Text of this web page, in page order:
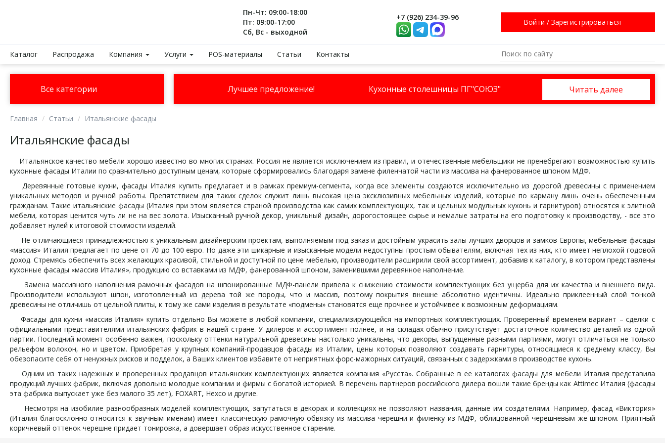
Пн-Чт: 09:00-18:00
Пт: 09:00-17:00
Сб, Вс - выходной
+7 (926) 234-39-96
Войти / Зарегистрироваться
Каталог Распродажа Компания Услуги POS-материалы Статьи Контакты
Все категории Лучшее предложение! Кухонные столешницы ПГ"СОЮЗ" Читать далее
Главная Статьи Итальянские фасады
Итальянские фасады
Итальянское качество мебели хорошо известно во многих странах. Россия не является исключением из правил, и отечественные мебельщики не пренебрегают возможностью купить
кухонные фасады Италии по сравнительно доступным ценам, которые сформировались благодаря замене филенчатой части из массива на фанерованное шпоном МДФ.
Деревянные готовые кухни, фасады Италия купить предлагает и в рамках премиум-сегмента, когда все элементы создаются исключительно из дорогой древесины с применением
уникальных методов и ручной работы. Препятствием для таких сделок служит лишь высокая цена эксклюзивных мебельных изделий, которые по карману лишь очень обеспеченным
гражданам. Такие итальянские фасады (Италия при этом является страной производства как самих комплектующих, так и цельных модульных кухонь и гарнитуров) относятся к элитной
мебели, которая ценится чуть ли не на вес золота. Изысканный ручной декор, уникльный дизайн, дорогостоящее сырье и немалые затраты на его подготовку к производству, - все это
добавляет нулей к итоговой стоимости изделий.
Не отличающиеся принадлежностью к уникальным дизайнерским проектам, выполняемым под заказ и достойным украсить залы лучших дворцов и замков Европы, мебельные фасады
«массив» Италия предлагает по цене от 70 до 100 евро. Но даже эти шикарные и изысканные модели недоступны простым обывателям, включая тех из них, кто имеет неплохой годовой
доход. Стремясь обеспечить всех желающих красивой, стильной и доступной по цене мебелью, производители расширили свой ассортимент, добавив к каталогу, в котором представлены
кухонные фасады «массив Италия», продукцию со вставками из МДФ, фанерованной шпоном, заменившими деревянное наполнение.
Замена массивного наполнения рамочных фасадов на шпонированные МДФ-панели привела к снижению стоимости комплектующих без ущерба для их качества и внешнего вида.
Производители используют шпон, изготовленный из дерева той же породы, что и массив, поэтому покрытия внешне абсолютно идентичны. Идеально приклеенный слой тонкой
древесины не отличишь от цельной плиты, к тому же сами изделия в результате «подмены» становятся еще прочнее и устойчивее к возможным деформациям.
Фасады для кухни «массив Италия» купить отдельно Вы можете в любой компании, специализирующейся на импортных комплектующих. Проверенный временем вариант – сделки с
официальными представителями итальянских фабрик в нашей стране. У дилеров и ассортимент полнее, и на складах обычно присутствует достаточное количество деталей из одной
партии. Последний момент особенно важен, поскольку оттенки натуральной древесины настолько уникальны, что декоры, выпущенные разными партиями, могут отличаться не только
рельефом волокон, но и цветом. Приобретая у крупных компаний-продавцов фасады из Италии, цены которых позволяют создавать гарнитуры, относящиеся к среднему классу, Вы
обезопасите себя от ненужных рисков и подделок, а Ваших клиентов избавите от неприятных форс-мажорных ситуаций, связанных с задержками в производстве кухонь.
Одним из таких надежных и проверенных продавцов итальянских комплектующих является компания «Русста». Собранные в ее каталогах фасады для мебели Италия представила
продукций лучших фабрик, включая довольно молодые компании и фирмы с богатой историей. В перечень партнеров российского дилера вошли такие бренды как Attimec Италия (фасады
эта фабрика выпускает уже без малого 35 лет), FOXART, Hexco и другие.
Несмотря на изобилие разнообразных моделей комплектующих, запутаться в декорах и коллекциях не позволяют названия, данные им создателями. Например, фасад «Виктория»
(Италия благосклонно относится к звучным именам) имеет классическую рамочную обвязку из массива черешни и филенку из МДФ, облицованной черешневым же шпоном. Приятный
коричневый оттенок черешне придает тонировка, а довершает образ искусственное старение.